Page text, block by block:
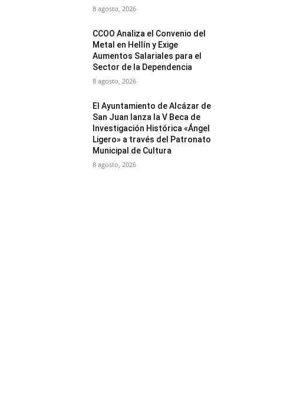
8 agosto, 2026
CCOO Analiza el Convenio del
Metal en Hellín y Exige
Aumentos Salariales para el
Sector de la Dependencia
8 agosto, 2026
El Ayuntamiento de Alcázar de
San Juan lanza la V Beca de
Investigación Histórica «Ángel
Ligero» a través del Patronato
Municipal de Cultura
8 agosto, 2026